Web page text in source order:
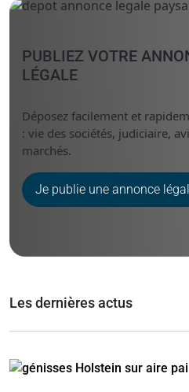
PUBLIEZ VOTRE
LÉGALE
Déposez facilement et
: vie des sociétés, judiciaire,
marchés.
Je publie une annonce
Les dernières actus